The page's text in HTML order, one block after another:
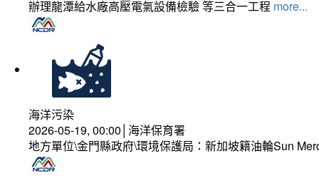
辦理龍潭給水廠高壓電氣設備檢驗 等三合一工程 more...
海洋污染
2026-05-19, 00:00│海洋保育署
地方單位\金門縣政府\環境保護局：新加坡籍油輪Sun